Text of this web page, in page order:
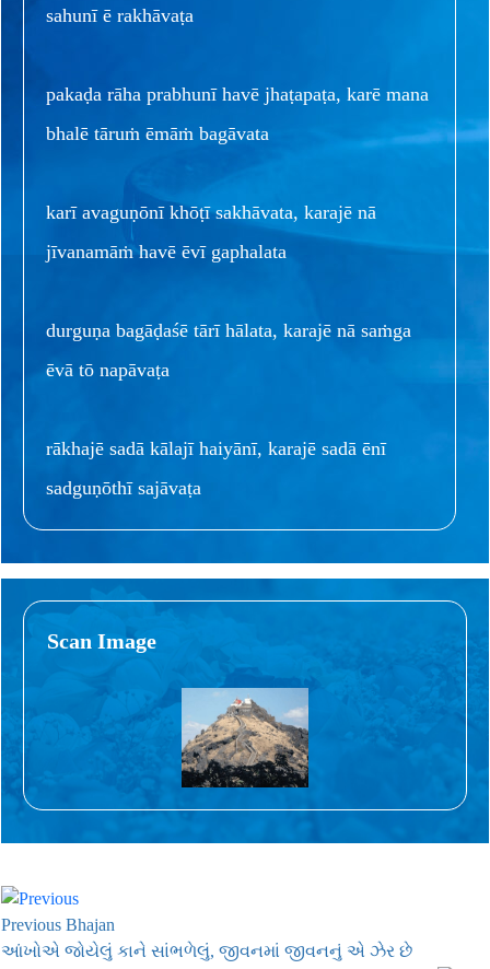
sahunī ē rakhāvaṭa
pakaḍa rāha prabhunī havē jhaṭapaṭa, karē mana
bhalē tāruṁ ēmāṁ bagāvata
karī avaguṇōnī khōṭī sakhāvata, karajē nā
jīvanamāṁ havē ēvī gaphalata
durguṇa bagāḍaśē tārī hālata, karajē nā saṁga
ēvā tō napāvaṭa
rākhajē sadā kālajī haiyānī, karajē sadā ēnī
sadguṇōthī sajāvaṭa
Scan Image
Previous Bhajan
આંખોએ જોયેલું કાને સાંભળેલું, જીવનમાં જીવનનું એ ઝેર છે